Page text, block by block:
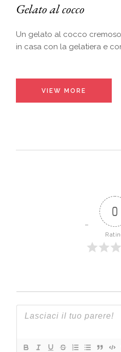
Gelato al cocco
Un gelato al cocco
in casa con la gelatiera e
VIEW MORE
0